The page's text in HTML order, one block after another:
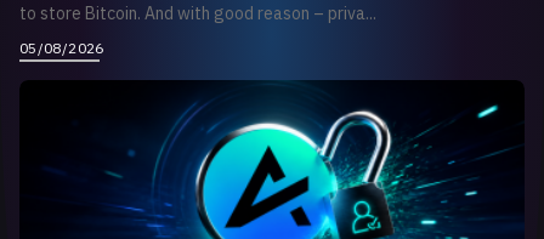
to store Bitcoin. And with good reason – priva...
05/08/2026